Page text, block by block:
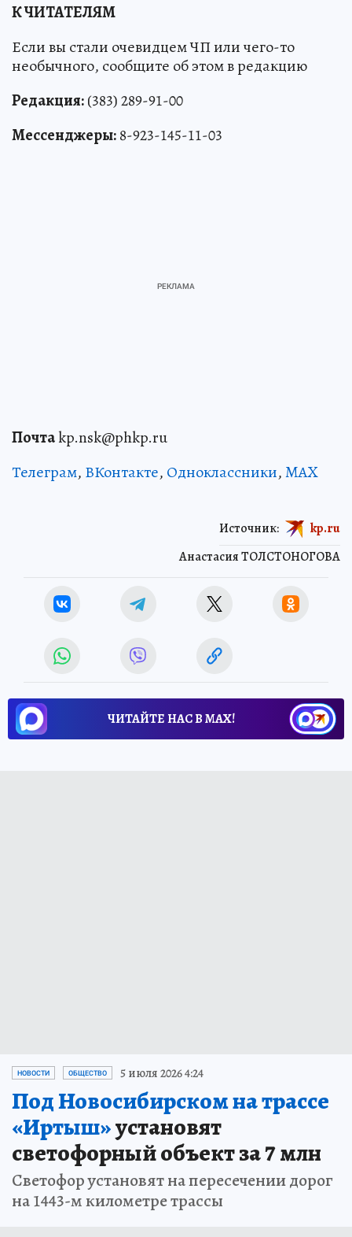
К ЧИТАТЕЛЯМ
Если вы стали очевидцем ЧП или чего-то
необычного, сообщите об этом в редакцию
Редакция:(383) 289-91-00
Мессенджеры:8-923-145-11-03
Почтаkp.nsk@phkp.ru
Телеграм, ВКонтакте, Одноклассники,MAX
Анастасия ТОЛСТОНОГОВА
Источник: kp.ru
ЧИТАЙТЕ НАС В МАХ!
НОВОСТИ ОБЩЕСТВО 5 июля 2026 4:24
Под Новосибирском на трассе
«Иртыш»установят
светофорный объект за 7 млн
Светофор установят на пересечении дорог
на 1443-м километре трассы